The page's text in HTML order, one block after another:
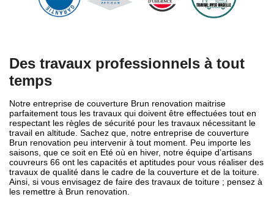
Des travaux professionnels à tout
temps
Notre entreprise de couverture Brun renovation maitrise
parfaitement tous les travaux qui doivent être effectuées tout en
respectant les règles de sécurité pour les travaux nécessitant le
travail en altitude. Sachez que, notre entreprise de couverture
Brun renovation peu intervenir à tout moment. Peu importe les
saisons, que ce soit en Eté où en hiver, notre équipe d’artisans
couvreurs 66 ont les capacités et aptitudes pour vous réaliser des
travaux de qualité dans le cadre de la couverture et de la toiture.
Ainsi, si vous envisagez de faire des travaux de toiture ; pensez à
les remettre à Brun renovation.